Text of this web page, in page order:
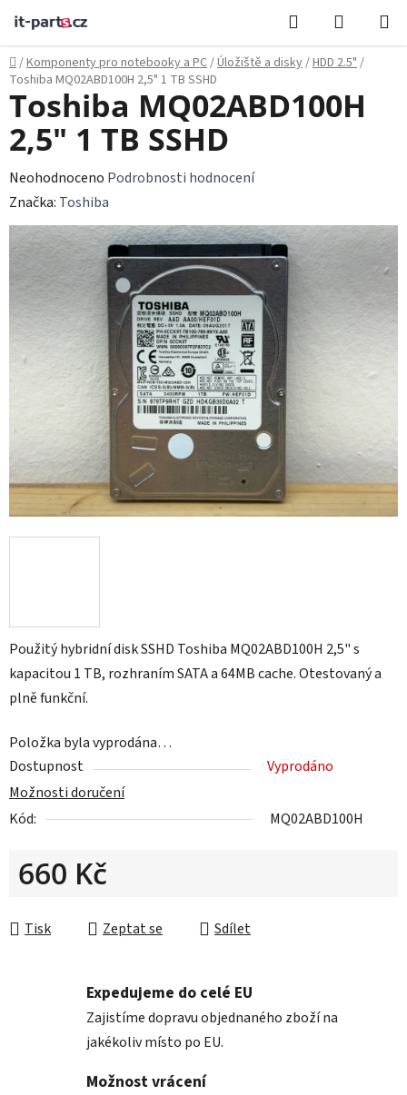
obsah
Hledat
KOŠÍK
Domů
/Komponenty pro notebooky a PC/Úložiště a disky/HDD 2.5"/
Toshiba MQ02ABD100H 2,5" 1 TB SSHD
Použitý hybridní disk SSHD Toshiba MQ02ABD100H 2,5" s
kapacitou 1 TB, rozhraním SATA a 64MB cache. Otestovaný a
plně funkční.
Položka byla vyprodána…
Dostupnost
Vyprodáno
Možnosti doručení
Kód:
MQ02ABD100H
660 Kč
Tisk
Zeptat se Sdílet
Toshiba MQ02ABD100H
2,5" 1 TB SSHD
Průměrné
hodnocení
produktu
je
0,0
hvězdiček.
Neohodnoceno Podrobnosti hodnocení
Značka: Toshiba
Expedujeme do celé EU
Zajistíme dopravu objednaného zboží na
jakékoliv místo po EU.
Možnost vrácení